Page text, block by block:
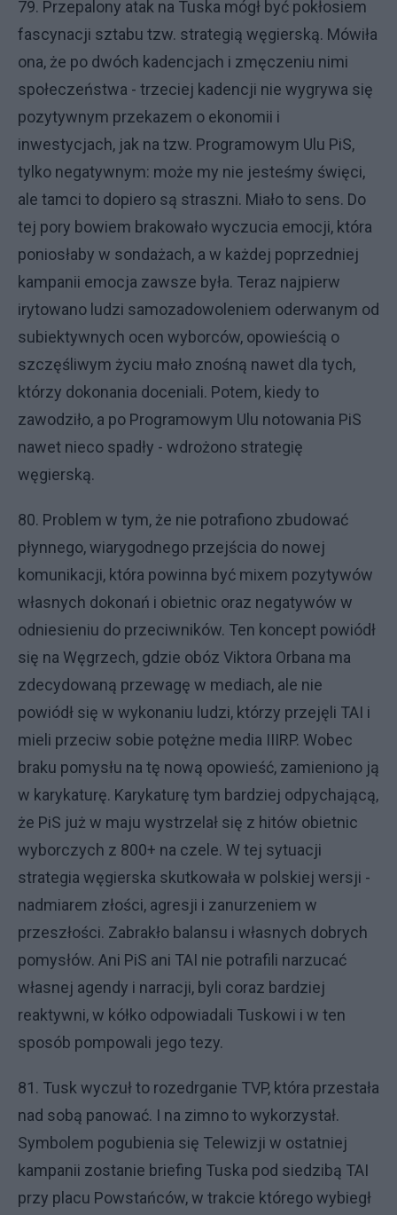
79. Przepalony atak na Tuska mógł być pokłosiem
fascynacji sztabu tzw. strategią węgierską. Mówiła
ona, że po dwóch kadencjach i zmęczeniu nimi
społeczeństwa - trzeciej kadencji nie wygrywa się
pozytywnym przekazem o ekonomii i
inwestycjach, jak na tzw. Programowym Ulu PiS,
tylko negatywnym: może my nie jesteśmy święci,
ale tamci to dopiero są straszni. Miało to sens. Do
tej pory bowiem brakowało wyczucia emocji, która
poniosłaby w sondażach, a w każdej poprzedniej
kampanii emocja zawsze była. Teraz najpierw
irytowano ludzi samozadowoleniem oderwanym od
subiektywnych ocen wyborców, opowieścią o
szczęśliwym życiu mało znośną nawet dla tych,
którzy dokonania doceniali. Potem, kiedy to
zawodziło, a po Programowym Ulu notowania PiS
nawet nieco spadły - wdrożono strategię
węgierską.
80. Problem w tym, że nie potrafiono zbudować
płynnego, wiarygodnego przejścia do nowej
komunikacji, która powinna być mixem pozytywów
własnych dokonań i obietnic oraz negatywów w
odniesieniu do przeciwników. Ten koncept powiódł
się na Węgrzech, gdzie obóz Viktora Orbana ma
zdecydowaną przewagę w mediach, ale nie
powiódł się w wykonaniu ludzi, którzy przejęli TAI i
mieli przeciw sobie potężne media IIIRP. Wobec
braku pomysłu na tę nową opowieść, zamieniono ją
w karykaturę. Karykaturę tym bardziej odpychającą,
że PiS już w maju wystrzelał się z hitów obietnic
wyborczych z 800+ na czele. W tej sytuacji
strategia węgierska skutkowała w polskiej wersji -
nadmiarem złości, agresji i zanurzeniem w
przeszłości. Zabrakło balansu i własnych dobrych
pomysłów. Ani PiS ani TAI nie potrafili narzucać
własnej agendy i narracji, byli coraz bardziej
reaktywni, w kółko odpowiadali Tuskowi i w ten
sposób pompowali jego tezy.
81. Tusk wyczuł to rozedrganie TVP, która przestała
nad sobą panować. I na zimno to wykorzystał.
Symbolem pogubienia się Telewizji w ostatniej
kampanii zostanie briefing Tuska pod siedzibą TAI
przy placu Powstańców, w trakcie którego wybiegł